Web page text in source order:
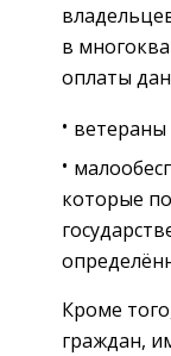
в
оплаты
которые
Кроме
граждан,